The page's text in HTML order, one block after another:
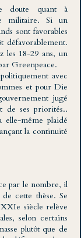
doute quant à
militaire. Si un
sont favorables
défavorablement.
les 18-29 ans, un
Greenpeace.
avec
et pour Die
jugé
de ses priorités..
elle-même plaidé
la continuité
par le nombre, il
cette thèse. Se
siècle relève
selon certains
plutôt que de